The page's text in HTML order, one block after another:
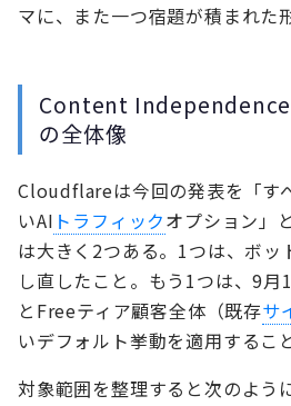
マに、また一つ宿題が積まれた
Content
の全体像
Cloudflareは今回の発表を「す
いAI トラフィックオプション」
は大きく2つある。1つは、ボ
し直したこと。もう1つは、9
とFreeティア顧客全体（既存サ
いデフォルト挙動を適用するこ
対象範囲を整理すると次のよう